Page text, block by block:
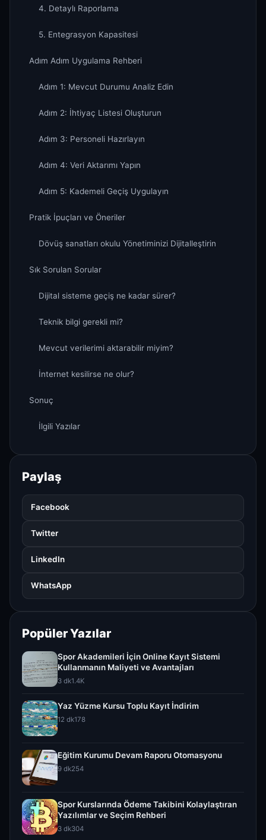
4. Detaylı Raporlama
5. Entegrasyon Kapasitesi
Adım Adım Uygulama Rehberi
Adım 1: Mevcut Durumu Analiz Edin
Adım 2: İhtiyaç Listesi Oluşturun
Adım 3: Personeli Hazırlayın
Adım 4: Veri Aktarımı Yapın
Adım 5: Kademeli Geçiş Uygulayın
Pratik İpuçları ve Öneriler
Dövüş sanatları okulu Yönetiminizi Dijitalleştirin
Sık Sorulan Sorular
Dijital sisteme geçiş ne kadar sürer?
Teknik bilgi gerekli mi?
Mevcut verilerimi aktarabilir miyim?
İnternet kesilirse ne olur?
Sonuç
İlgili Yazılar
Paylaş
Facebook
Twitter
LinkedIn
WhatsApp
Popüler Yazılar
Spor Akademileri İçin Online Kayıt Sistemi
Kullanmanın Maliyeti ve Avantajları
3 dk1.4K
Yaz Yüzme Kursu Toplu Kayıt İndirim
12 dk178
Eğitim Kurumu Devam Raporu Otomasyonu
9 dk254
Spor Kurslarında Ödeme Takibini Kolaylaştıran
Yazılımlar ve Seçim Rehberi
3 dk304